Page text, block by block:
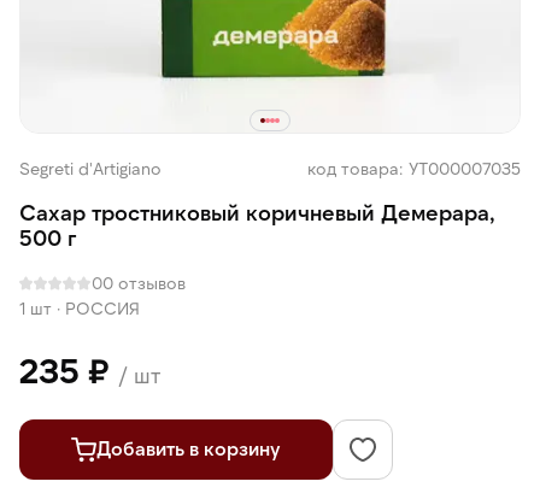
Segreti d'Аrtigiano код товара: УТ000007035
Сахар тростниковый коричневый Демерара,
500 г
00 отзывов
1 шт · РОССИЯ
235 ₽ / шт
Добавить в корзину